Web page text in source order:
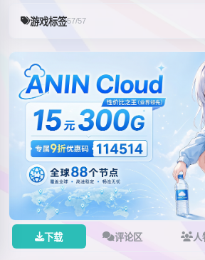
游戏标签57/57
下载 评论区 人